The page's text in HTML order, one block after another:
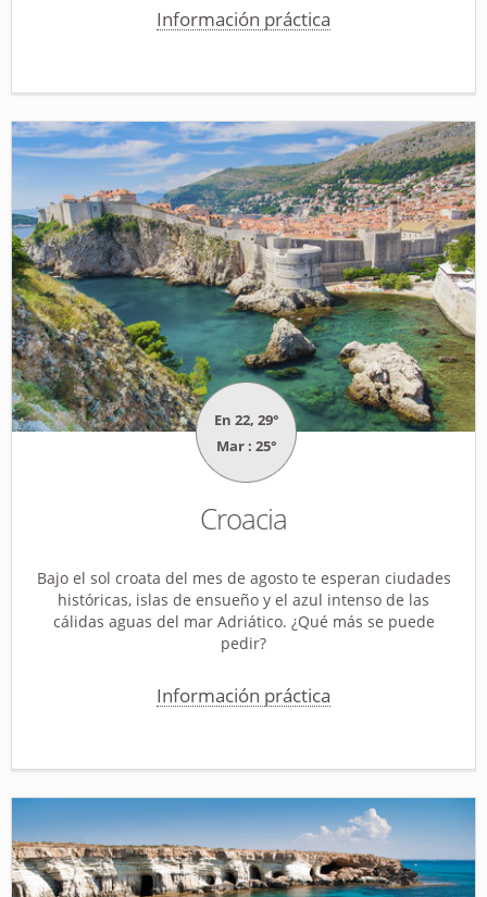
Información práctica
En 22, 29°
Mar : 25°
Croacia
Bajo el sol croata del mes de agosto te esperan ciudades
históricas, islas de ensueño y el azul intenso de las
cálidas aguas del mar Adriático. ¿Qué más se puede
pedir?
Información práctica